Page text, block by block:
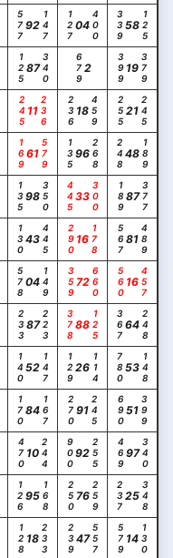
577 92 147 127 04 400 339 58 125
125 87340 679 2 399 19 379
245 11 236 236 18 459 255 21 245
16961 579 135 96 268 248 48 189
135 98 350 445 33 300 189 87377
130 43 445 290 16 178 56781 489
578 04 149 359 72660 560 16 457
233 87223 378 88 125 36764 248
140 52 147 129 26 114 780 53 148
170 84 167 270 91 245 69051 399
470 10 244 90092 255 46997340
126 95 168 250 76259 237 25 348
128 18 233 239 47557 579 14 130